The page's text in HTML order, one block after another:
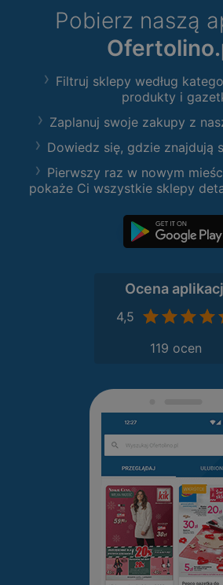
Pobierz naszą
Filtruj sklepy według
produkty i
Zaplanuj swoje zakupy z
Dowiedz się, gdzie znajdują
Pierwszy raz w nowym
pokaże Ci wszystkie sklepy
Ocena
4,5
119 ocen